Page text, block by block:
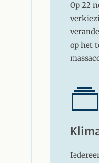
Op 22
op het